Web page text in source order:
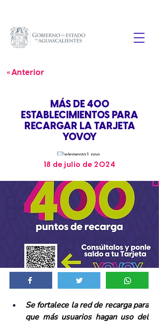
« Anterior
MÁS DE 400
ESTABLECIMIENTOS PARA
RECARGAR LA TARJETA
YOVOY
18 de julio de 2024
Se fortalece la red de recarga para
que más usuarios hagan uso del